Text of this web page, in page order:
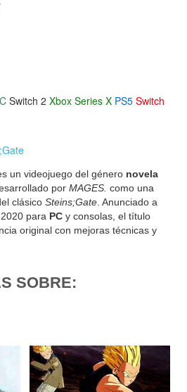
Switch 2 Xbox Series X PS5 Switch
un videojuego del género novela
porMAGES. como una
clásicoSteins;Gate . Anunciado a
para PC y consolas, el título
original con mejoras técnicas y
SOBRE: